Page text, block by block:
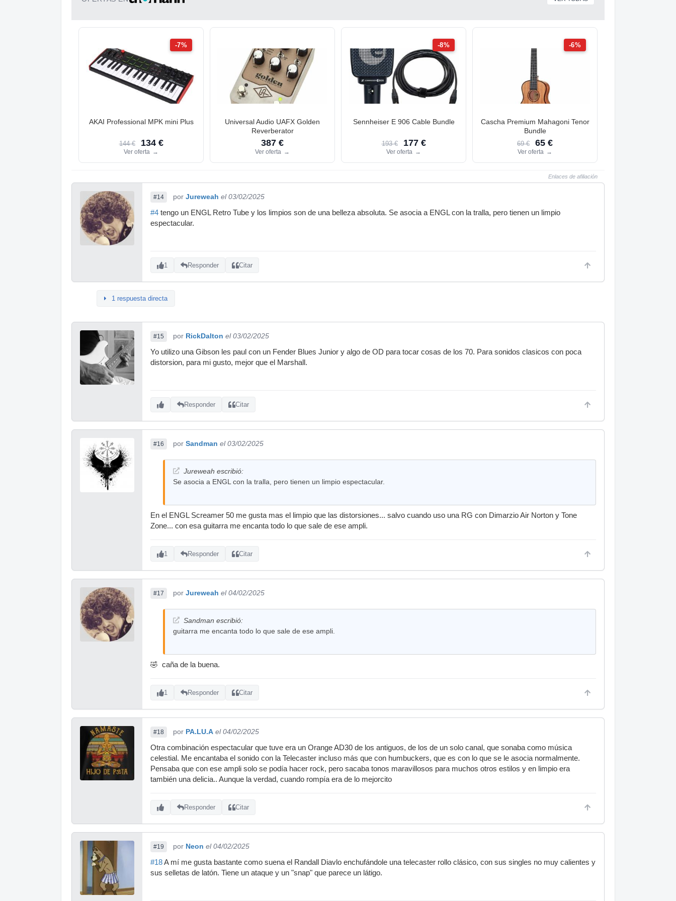
-7%
AKAI Professional MPK mini Plus
144 € 134 €
Ver oferta →
Universal Audio UAFX Golden
Reverberator
387 €
Ver oferta →
-8%
Sennheiser E 906 Cable Bundle
193 € 177 €
Ver oferta →
-6%
Cascha Premium Mahagoni Tenor
Bundle
69 € 65 €
Ver oferta →
Enlaces de afiliación
#14 por Jureweah el 03/02/2025
#4 tengo un ENGL Retro Tube y los limpios son de una belleza absoluta. Se asocia a ENGL con la tralla, pero tienen un limpio
espectacular.
1 Responder Citar
1 respuesta directa
#15 por RickDalton el 03/02/2025
Yo utilizo una Gibson les paul con un Fender Blues Junior y algo de OD para tocar cosas de los 70. Para sonidos clasicos con poca
distorsion, para mi gusto, mejor que el Marshall.
Responder Citar
#16 por Sandman el 03/02/2025
Jureweah escribió:
Se asocia a ENGL con la tralla, pero tienen un limpio espectacular.
En el ENGL Screamer 50 me gusta mas el limpio que las distorsiones... salvo cuando uso una RG con Dimarzio Air Norton y Tone
Zone... con esa guitarra me encanta todo lo que sale de ese ampli.
1 Responder Citar
#17 por Jureweah el 04/02/2025
Sandman escribió:
guitarra me encanta todo lo que sale de ese ampli.
🤣 caña de la buena.
1 Responder Citar
#18 por PA.LU.A el 04/02/2025
Otra combinación espectacular que tuve era un Orange AD30 de los antiguos, de los de un solo canal, que sonaba como música
celestial. Me encantaba el sonido con la Telecaster incluso más que con humbuckers, que es con lo que se le asocia normalmente.
Pensaba que con ese ampli solo se podía hacer rock, pero sacaba tonos maravillosos para muchos otros estilos y en limpio era
también una delicia.. Aunque la verdad, cuando rompía era de lo mejorcito
Responder Citar
#19 por Neon el 04/02/2025
#18A mí me gusta bastante como suena el Randall Diavlo enchufándole una telecaster rollo clásico, con sus singles no muy calientes y
sus selletas de latón. Tiene un ataque y un "snap" que parece un látigo.